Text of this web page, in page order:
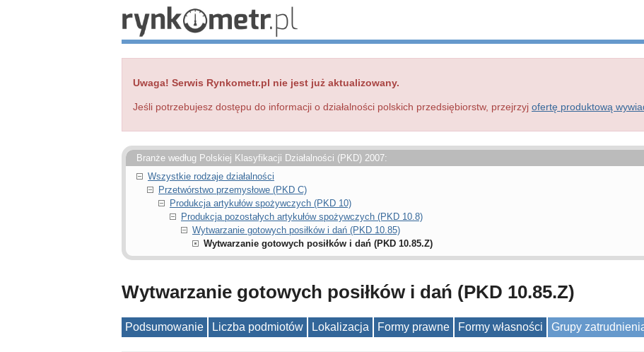
Uwaga! Serwis Rynkometr.pl nie jest już aktualizowany.
Jeśli potrzebujesz dostępu do informacji o działalności polskich przedsiębiorstw, przejrzyj ofertę produktową
Branże według Polskiej Klasyfikacji Działalności (PKD) 2007:
Wszystkie rodzaje działalności
Przetwórstwo przemysłowe (PKD C)
Produkcja artykułów spożywczych (PKD 10)
Produkcja pozostałych artykułów spożywczych (PKD 10.8)
Wytwarzanie gotowych posiłków i dań (PKD 10.85)
Wytwarzanie gotowych posiłków i dań (PKD 10.85.Z)
Wytwarzanie gotowych posiłków i dań (PKD 10.85.Z)
Podsumowanie Liczba podmiotów Lokalizacja Formy prawne Formy własności Grupy